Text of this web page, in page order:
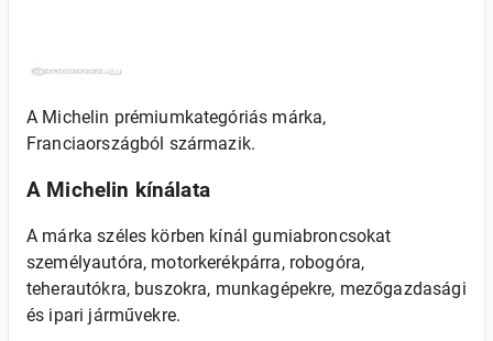
A Michelin prémiumkategóriás márka,
Franciaországból származik.
A Michelin kínálata
A márka széles körben kínál gumiabroncsokat
személyautóra, motorkerékpárra, robogóra,
teherautókra, buszokra, munkagépekre, mezőgazdasági
és ipari járművekre.